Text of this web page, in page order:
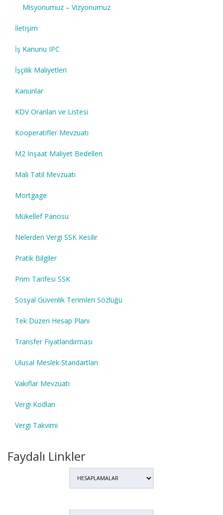
Misyonumuz – Vizyonumuz
İletişim
İş Kanunu IPC
İşçilik Maliyetleri
Kanunlar
KDV Oranları ve Listesi
Kooperatifler Mevzuatı
M2 İnşaat Maliyet Bedelleri
Mali Tatil Mevzuatı
Mortgage
Mükellef Panosu
Nelerden Vergi SSK Kesilir
Pratik Bilgiler
Prim Tarifesi SSK
Sosyal Güvenlik Terimleri Sözlüğü
Tek Düzen Hesap Planı
Transfer Fiyatlandırması
Ulusal Meslek Standartları
Vakıflar Mevzuatı
Vergi Kodları
Vergi Takvimi
Faydalı Linkler